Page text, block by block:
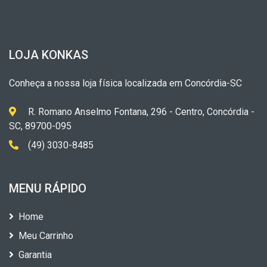
LOJA KONKAS
Conheça a nossa loja física localizada em Concórdia-SC
R. Romano Anselmo Fontana, 296 - Centro, Concórdia -
SC, 89700-095
(49) 3030-8485
MENU RÁPIDO
Home
Meu Carrinho
Garantia